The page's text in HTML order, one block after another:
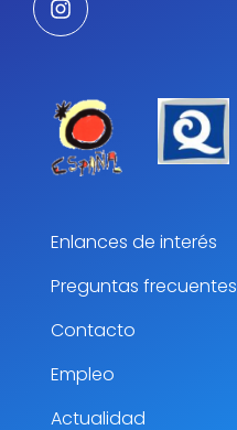
Enlances de interés
Preguntas frecuentes
Contacto
Empleo
Actualidad